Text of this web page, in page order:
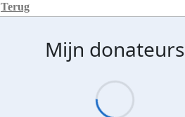
Terug
Mijn donateurs